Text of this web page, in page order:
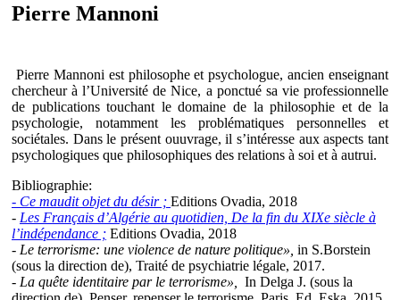
Pierre Mannoni
Pierre Mannoni est philosophe et psychologue, ancien enseignant
chercheur à l’Université de Nice, a ponctué sa vie professionnelle
de publications touchant le domaine de la philosophie et de la
psychologie, notamment les problématiques personnelles et
sociétales. Dans le présent ouuvrage, il s’intéresse aux aspects tant
psychologiques que philosophiques des relations à soi et à autrui.
Bibliographie:
- Ce maudit objet du désir ; Editions Ovadia, 2018
- Les Français d’Algérie au quotidien, De la fin du XIXe siècle à
l’indépendance ; Editions Ovadia, 2018
- Le terrorisme: une violence de nature politique», in S.Borstein
(sous la direction de), Traité de psychiatrie légale, 2017.
- La quête identitaire par le terrorisme»,
In Delga J. (sous la